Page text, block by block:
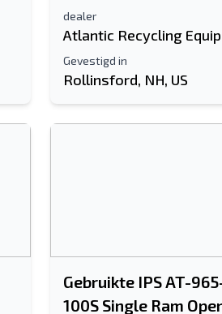
dealer
Atlantic Recycling
Gevestigd in
Rollinsford, NH, US
Gebruikte IPS AT-
100S Single Ram